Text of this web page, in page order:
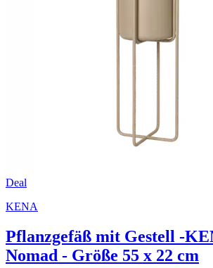
Deal
KENA
Pflanzgefäß mit Gestell -
Nomad - Größe 55 x 22 cm